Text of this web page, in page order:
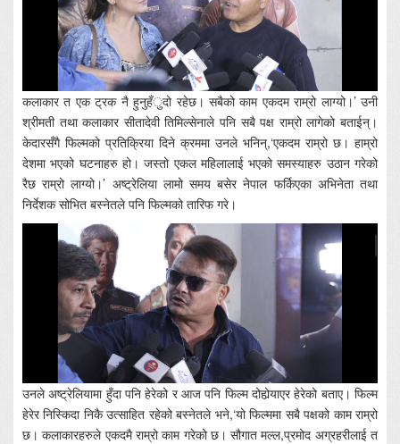
कलाकार त एक ट्रक नै हुनुहँुदो रहेछ। सबैको काम एकदम राम्रो लाग्यो।’ उनी
श्रीमती तथा कलाकार सीतादेवी तिमिल्सेनाले पनि सबै पक्ष राम्रो लागेको बताईन्।
केदारसँगै फिल्मको प्रतिक्रिया दिने क्रममा उनले भनिन्,‘एकदम राम्रो छ। हाम्रो
देशमा भएको घटनाहरु हो। जस्तो एकल महिलालाई भएको समस्याहरु उठान गरेको
रैछ राम्रो लाग्यो।’ अष्ट्रेलिया लामो समय बसेर नेपाल फर्किएका अभिनेता तथा
निर्देशक सोभित बस्नेतले पनि फिल्मको तारिफ गरे।
उनले अष्ट्रेलियामा हुँदा पनि हेरेको र आज पनि फिल्म दोहोर्‍याएर हेरेको बताए। फिल्म
हेरेर निस्किदा निकै उत्साहित रहेको बस्नेतले भने,‘यो फिल्ममा सबै पक्षको काम राम्रो
छ। कलाकारहरुले एकदमै राम्रो काम गरेको छ। सौगात मल्ल,प्रमोद अग्रहरीलाई त